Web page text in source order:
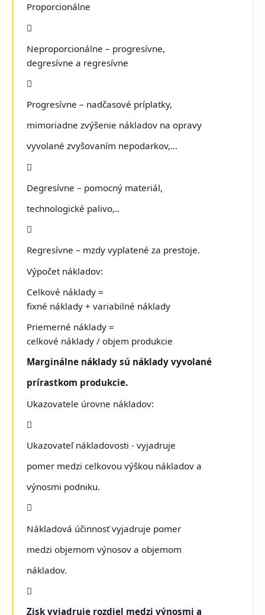
Proporcionálne

Neproporcionálne – progresívne,
degresívne a regresívne

Progresívne – nadčasové príplatky,
mimoriadne zvýšenie nákladov na opravy
vyvolané zvyšovaním nepodarkov,...

Degresívne – pomocný materiál,
technologické palivo,..

Regresívne – mzdy vyplatené za prestoje.
Výpočet nákladov:
Celkové náklady =
fixné náklady + variabilné náklady
Priemerné náklady =
celkové náklady / objem produkcie
Marginálne náklady sú náklady vyvolané
prírastkom produkcie.
Ukazovatele úrovne nákladov:

Ukazovateľ nákladovosti - vyjadruje
pomer medzi celkovou výškou nákladov a
výnosmi podniku.

Nákladová účinnosť vyjadruje pomer
medzi objemom výnosov a objemom
nákladov.

Zisk vyjadruje rozdiel medzi výnosmi a